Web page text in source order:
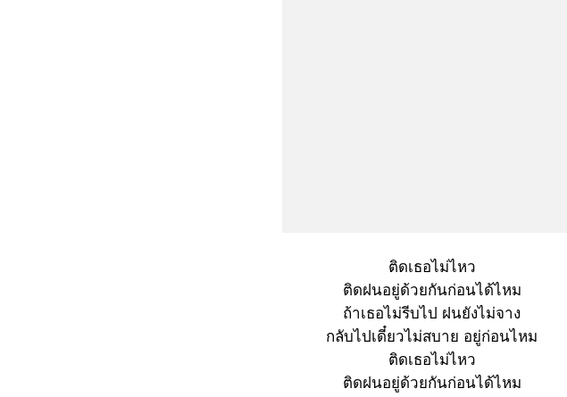
ติดเธอไม่ไหว
ติดฝนอยู่ด้วยกันก่อนได้ไหม
ถ้าเธอไม่รีบไป ฝนยังไม่จาง
กลับไปเดี๋ยวไม่สบาย อยู่ก่อนไหม
ติดเธอไม่ไหว
ติดฝนอยู่ด้วยกันก่อนได้ไหม